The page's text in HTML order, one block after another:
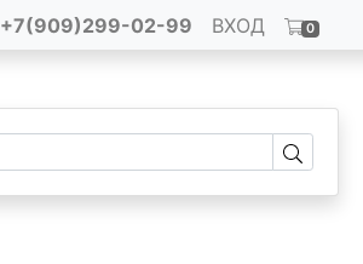
+7(909)299-02-99 ВХОД 0